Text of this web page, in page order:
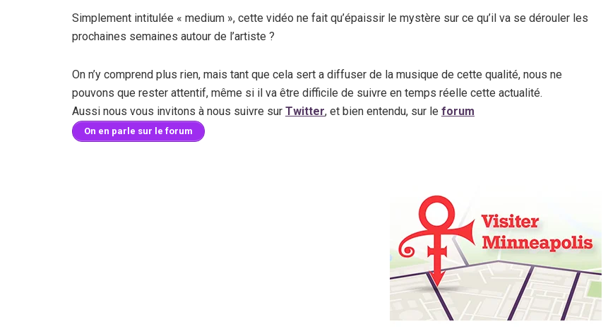
Simplement intitulée « medium », cette vidéo ne fait qu’épaissir le mystère sur ce qu’il va se dérouler les
prochaines semaines autour de l’artiste ?
On n’y comprend plus rien, mais tant que cela sert a diffuser de la musique de cette qualité, nous ne
pouvons que rester attentif, même si il va être difficile de suivre en temps réelle cette actualité.
Aussi nous vous invitons à nous suivre sur Twitter, et bien entendu, sur le forum
On en parle sur le forum